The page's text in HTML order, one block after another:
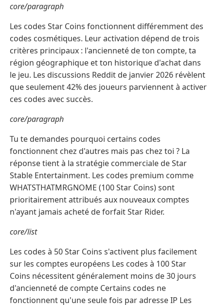
core/paragraph
Les codes Star Coins fonctionnent différemment des
codes cosmétiques. Leur activation dépend de trois
critères principaux : l'ancienneté de ton compte, ta
région géographique et ton historique d'achat dans
le jeu. Les discussions Reddit de janvier 2026 révèlent
que seulement 42% des joueurs parviennent à activer
ces codes avec succès.
core/paragraph
Tu te demandes pourquoi certains codes
fonctionnent chez d'autres mais pas chez toi ? La
réponse tient à la stratégie commerciale de Star
Stable Entertainment. Les codes premium comme
WHATSTHATMRGNOME (100 Star Coins) sont
prioritairement attribués aux nouveaux comptes
n'ayant jamais acheté de forfait Star Rider.
core/list
Les codes à 50 Star Coins s'activent plus facilement
sur les comptes européens Les codes à 100 Star
Coins nécessitent généralement moins de 30 jours
d'ancienneté de compte Certains codes ne
fonctionnent qu'une seule fois par adresse IP Les